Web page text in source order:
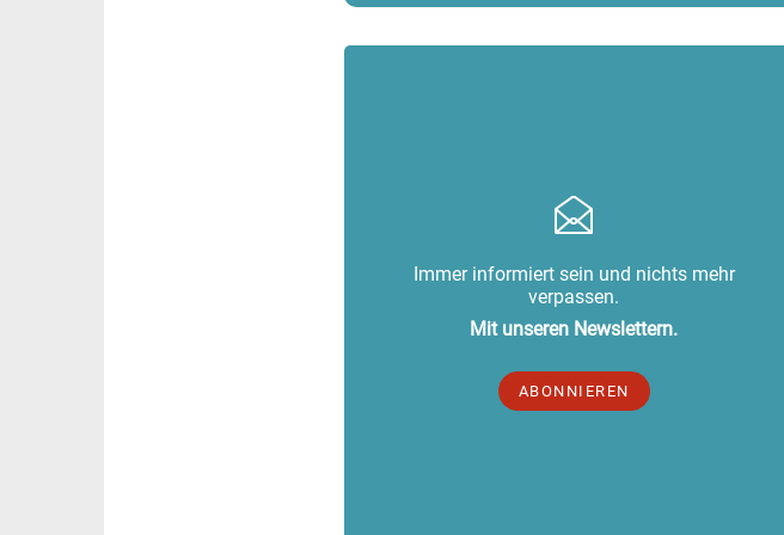
Immer informiert sein und nichts mehr
verpassen.
Mit unseren Newslettern.
ABONNIEREN